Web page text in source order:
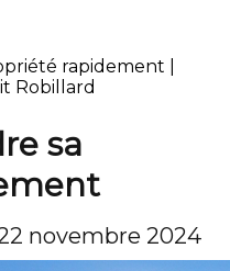
rapidement |
Robillard
sa
novembre 2024